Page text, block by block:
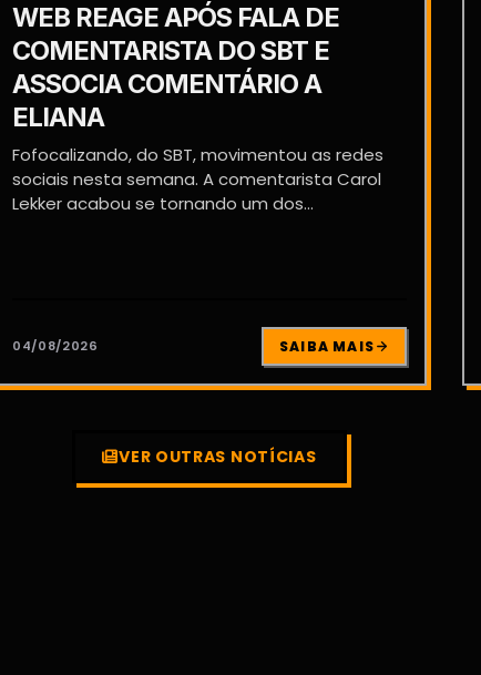
WEB REAGE APÓS FALA DE
COMENTARISTA DO SBT E
ASSOCIA COMENTÁRIO A
ELIANA
Fofocalizando, do SBT, movimentou as redes
sociais nesta semana. A comentarista Carol
Lekker acabou se tornando um dos...
04/08/2026 SAIBA MAIS
VER OUTRAS NOTÍCIAS